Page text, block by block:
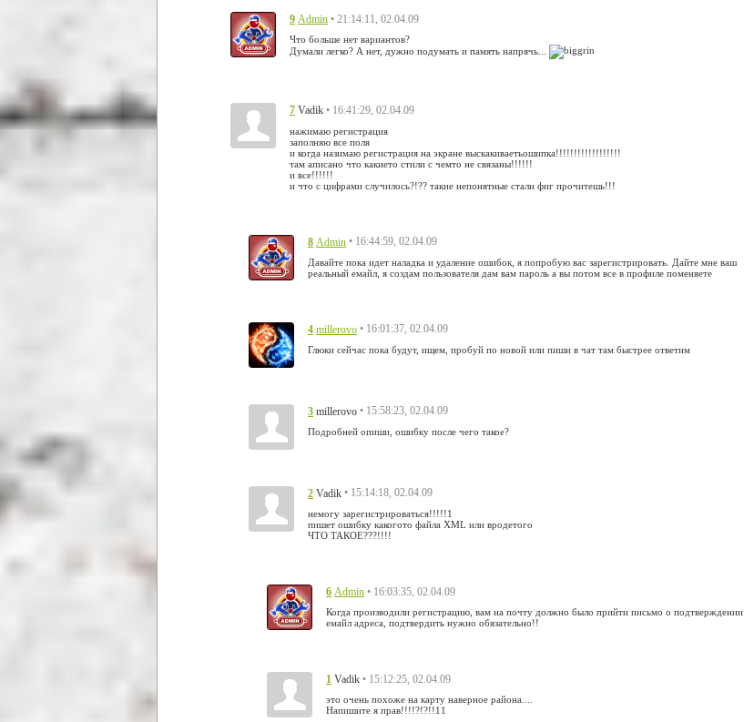
9 Admin • 21:14:11, 02.04.09
Что больше нет вариантов?
Думали легко? А нет, дужно подумать и память напрячь...
7 Vadik • 16:41:29, 02.04.09
нажимаю регистрация
заполняю все поля
и когда назимаю регистрация на экране выскакиваетьошипка!!!!!!!!!!!!!!!!!!
там аписано что какието стили с чемто не связаны!!!!!!
и все!!!!!!
и что с цифрами случилось?!?? такие непонятные стали фиг прочитешь!!!
8 Admin • 16:44:59, 02.04.09
Давайте пока идет наладка и удаление ошибок, я попробую вас зарегистрировать. Дайте мне ваш
реальный емайл, я создам пользователя дам вам пароль а вы потом все в профиле поменяете
4 millerovo • 16:01:37, 02.04.09
Глюки сейчас пока будут, ищем, пробуй по новой или пиши в чат там быстрее ответим
3 millerovo • 15:58:23, 02.04.09
Подробней опиши, ошибку после чего такое?
2 Vadik • 15:14:18, 02.04.09
немогу зарегистрироваться!!!!!1
пишет ошибку какогото файла XML или вродетого
ЧТО ТАКОЕ???!!!!
6 Admin • 16:03:35, 02.04.09
Когда производили регистрацию, вам на почту должно было прийти письмо о подтверждении
емайл адреса, подтвердить нужно обязательно!!
1 Vadik • 15:12:25, 02.04.09
это очень похоже на карту наверное района....
Напишите я прав!!!!?!?!!11